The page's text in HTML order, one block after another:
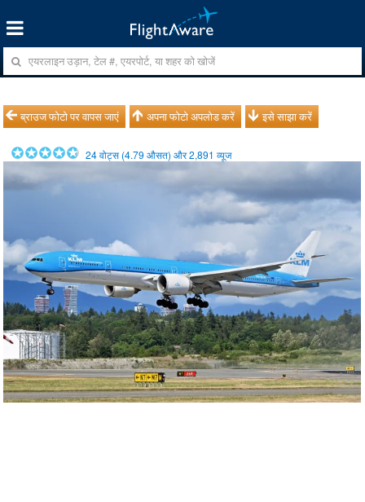
ब्राउज फोटो पर वापस जाएं अपना फोटो अपलोड करें इसे साझा करें
24वोट्स (4.79 औसत) और2,891 व्यूज